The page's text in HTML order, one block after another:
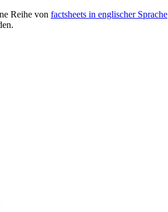
Reihe von factsheets in englischer Sprache